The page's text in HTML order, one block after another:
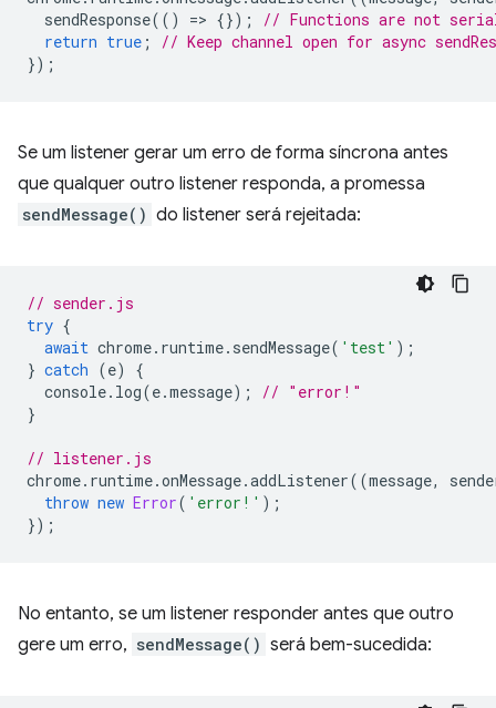
sendResponse(() => {});
// Functions are not
return true ;
// Keep channel open for async
});
Se um listener gerar um erro de forma síncrona antes
que qualquer outro listener responda, a promessa
sendMessage() do listener será rejeitada:
// sender.js
try {
await chrome. runtime. sendMessage( 'test' );
} catch (e)
{
console. log(e.message);
// "error!"
}
// listener.js
chrome. runtime.onMessage.addListener((message,
throw new Error( 'error!' );
});
No entanto, se um listener responder antes que outro
gere um erro, sendMessage() será bem-sucedida: